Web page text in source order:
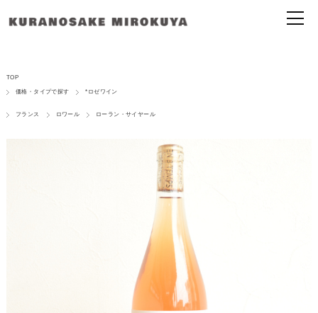
TOP
価格・タイプで探す *ロゼワイン
フランス ロワール ローラン・サイヤール